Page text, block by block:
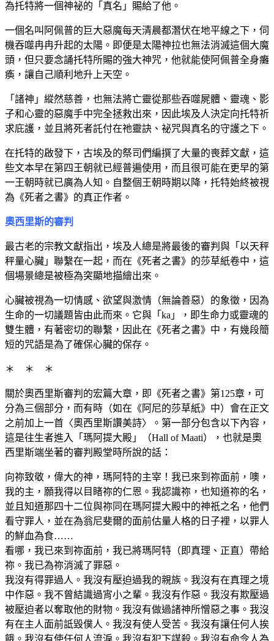
為托特將一個神祕的「真名」賜給了他。
一個名叫阿佩普的巨大惡魔每天清晨都潛伏在地平線之下，伺
機吞噬冉冉升起的太陽。即便是太陽神拉也無法消滅這個大魔
頭，但只要念誦托特所賜的強大神咒，他就能使阿佩普全身癱
瘓，讓自己順利地升上天空。
「諸神」縱然慈善，也無法將亡靈從那些吞噬屍體、靈魂、影
子和心靈的惡魔手中完全拯救出來，因此埃及人決定向托特祈
求庇護，並且將死者託付在祂靈訣、祕咒與真名的守護之下。
在托特的啟發下，古埃及的祭司們編撰了大量的喪葬文獻，這
些文本早在第四王朝就已經普遍使用，而且很可能在更早的第
一王朝時就已廣為人知。自整個王朝時期以降，托特始終被視
為《死者之書》的真正作者。
奧西里斯的審判
最古老的宗教文獻指出，埃及人總是將最後的審判與「以天秤
秤量心臟」聯繫在一起，而在《死者之書》的莎草紙卷中，這
個場景總是被極為突顯地描繪出來。
心臟被視為一切情感、欲望與激情（無論善惡）的象徵，因為
生命的一切議題皆由此而來。它與「ka」，即生命力或靈魂的
雙生體，有著密切的聯繫，因此在《死者之書》中，有幾段簡
短的咒語是為了確保心臟的保存。
＊ ＊ ＊
關於奧西里斯審判的宏篇大章，即《死者之書》第125章，可
分為三個部分，而有時（如在《阿尼的莎草紙》中）會在正文
之前加上一首〈奧西里斯讚美詩〉。第一部分包含以下內容，
這是往生者進入「瑪阿提大殿」（Hall of Maati），也就是奧
西里斯端坐著的審判殿堂時所說的話：
向祢致敬，偉大的神，瑪阿特的主宰！我已來到祢面前，噢，
我的主，願我得以目睹祢的仁恩。我認識祢，也知道祢的名，
並且知道那四十二位與祢同在瑪阿提大殿中的神祇之名，他們
看守罪人，並在為翁尼斐爾的面前估量人格的日子裡，以罪人
的鮮血為食……
看哪，我已來到祢面前，我已將瑪阿特（即真理、正直）帶給
祢。我已為祢消滅了罪惡。
我沒有得罪過人。我沒有壓迫過我的親族。我沒有在真理之境
中作惡。我不曾結識過宵小之輩。我沒有作惡。我沒有欺壓過
被壓迫者以奪取他的財物。我沒有做過諸神所憎惡之事。我沒
有在主人面前詆毀僕人。我沒有使人受苦。我沒有讓任何人挨